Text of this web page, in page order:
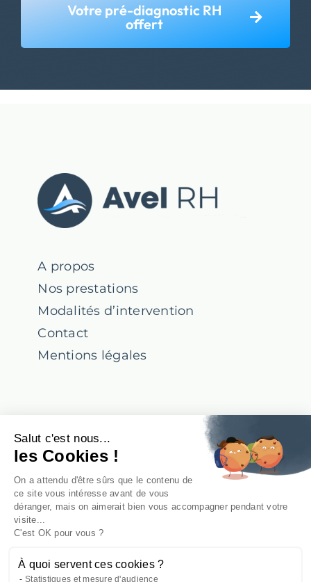
Votre pré-diagnostic RH
offert
A propos
Nos prestations
Modalités d’intervention
Contact
Mentions légales
Notre Linkedin
Notre Facebook
Salut c'est nous...
les Cookies !
On a attendu d'être sûrs que le contenu de
ce site vous intéresse avant de vous
déranger, mais on aimerait bien vous accompagner pendant votre
visite...
C'est OK pour vous ?
À quoi servent ces cookies ?
Statistiques et mesure d'audience